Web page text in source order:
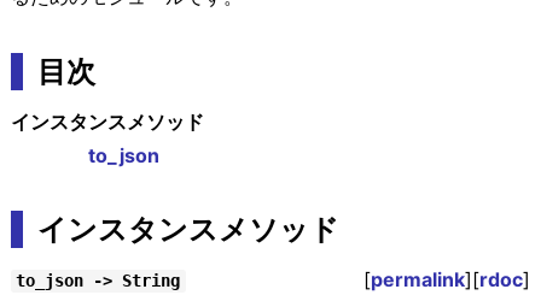
目次
インスタンスメソッド
to_json
インスタンスメソッド
to_json -> String [permalink][rdoc]